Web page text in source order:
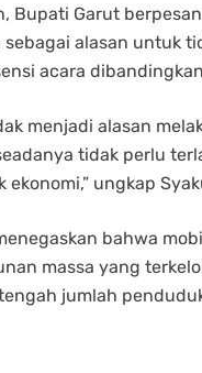
Bupati Garut
alasan untuk
acara
menjadi alasan
tidak perlu
ungkap
bahwa
massa yang
jumlah